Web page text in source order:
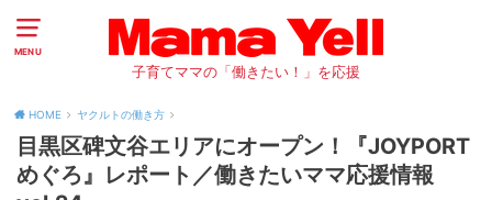
MENU
子育てママの「働きたい！」を応援
HOME ヤクルトの働き方
目黒区碑文谷エリアにオープン！『JOYPORT
めぐろ』レポート／働きたいママ応援情報